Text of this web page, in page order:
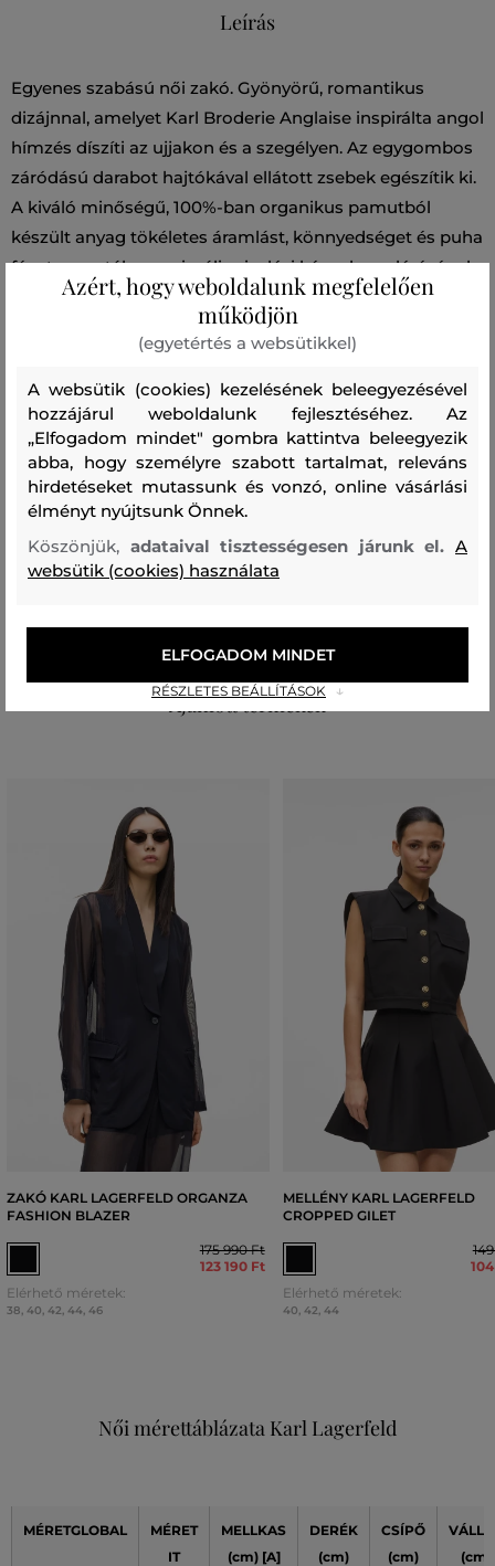
Leírás
Egyenes szabású női zakó. Gyönyörű, romantikus
dizájnnal, amelyet Karl Broderie Anglaise inspirálta angol
hímzés díszíti az ujjakon és a szegélyen. Az egygombos
záródású darabot hajtókával ellátott zsebek egészítik ki.
A kiváló minőségű, 100%-ban organikus pamutból
készült anyag tökéletes áramlást, könnyedséget és puha
fényt garantál a maximális viselési kényelem elérésének
érdekében. Rendkívül stílusos darab, amely nappali és
esti öltözékének elengedhetetlen részévé válik. Ha
tökéletes szettre vágyik, kombinálja egy azonos stílusú
nadrággal.
Szezon: SS24 Termék kódja241W1401-324-KW-100
Összetétel
felső anyag
100 %
Ajánlott termékek
ZAKÓ KARL LAGERFELD ORGANZA
FASHION BLAZER
175 990 Ft
123 190 Ft
Elérhető méretek:
38, 40, 42, 44, 46
MELLÉNY KARL LAGERFELD
CROPPED GILET
Elérhető méretek:
40, 42, 44
Női mérettáblázata Karl Lagerfeld
MÉRETGLOBAL
MÉRET
IT
MELLKAS
(cm) [A]
DERÉK
(cm)
CSÍPŐ
(cm)
(cm)
Azért, hogy weboldalunk megfelelően
működjön
(egyetértés a websütikkel)
A websütik (cookies) kezelésének beleegyezésével
hozzájárul weboldalunk fejlesztéséhez. Az
„Elfogadom mindet" gombra kattintva beleegyezik
abba, hogy személyre szabott tartalmat, releváns
hirdetéseket mutassunk és vonzó, online vásárlási
élményt nyújtsunk Önnek.
Köszönjük, adataival tisztességesen járunk el.A
websütik (cookies) használata
RÉSZLETES BEÁLLÍTÁSOK
ELFOGADOM MINDET